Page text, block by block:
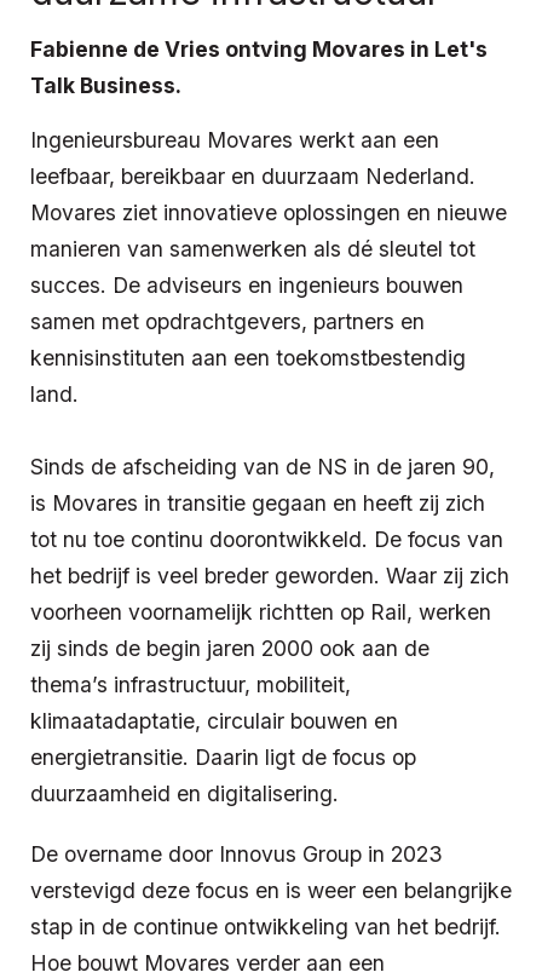
Fabienne de Vries ontving Movares in Let's
Talk Business.
Ingenieursbureau Movares werkt aan een
leefbaar, bereikbaar en duurzaam Nederland.
Movares ziet innovatieve oplossingen en nieuwe
manieren van samenwerken als dé sleutel tot
succes. De adviseurs en ingenieurs bouwen
samen met opdrachtgevers, partners en
kennisinstituten aan een toekomstbestendig
land.
Sinds de afscheiding van de NS in de jaren 90,
is Movares in transitie gegaan en heeft zij zich
tot nu toe continu doorontwikkeld. De focus van
het bedrijf is veel breder geworden. Waar zij zich
voorheen voornamelijk richtten op Rail, werken
zij sinds de begin jaren 2000 ook aan de
thema’s infrastructuur, mobiliteit,
klimaatadaptatie, circulair bouwen en
energietransitie. Daarin ligt de focus op
duurzaamheid en digitalisering.
De overname door Innovus Group in 2023
verstevigd deze focus en is weer een belangrijke
stap in de continue ontwikkeling van het bedrijf.
Hoe bouwt Movares verder aan een